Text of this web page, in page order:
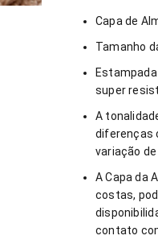
Capa de
Tamanho
super
A
diferenças
variação
A Capa da
costas,
contato